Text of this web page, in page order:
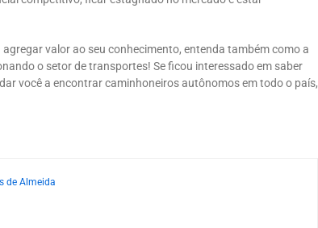
valor ao seu conhecimento, entenda também como a
o setor de transportes! Se ficou interessado em saber
você a encontrar caminhoneiros autônomos em todo o país,
de Almeida